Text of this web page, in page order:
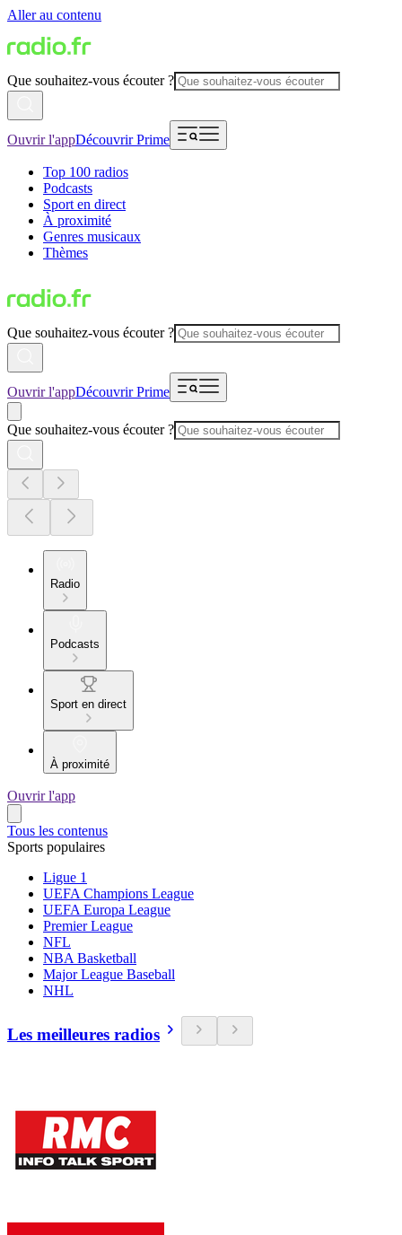
Aller au contenu
Que souhaitez-vous écouter ?
Ouvrir l'appDécouvrir Prime
Top 100 radios
Podcasts
Sport en direct
À proximité
Genres musicaux
Thèmes
Que souhaitez-vous écouter ?
Ouvrir l'appDécouvrir Prime
Que souhaitez-vous écouter ?
Radio
Podcasts
Sport en direct
À proximité
Ouvrir l'app
Tous les contenus
Sports populaires
Ligue 1
UEFA Champions League
UEFA Europa League
Premier League
NFL
NBA Basketball
Major League Baseball
NHL
Les meilleures radios